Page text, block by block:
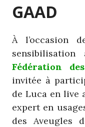
GAAD
À l’occasion
sensibilisation
Fédération
invitée à
de Luca en live
expert en
des Aveugles